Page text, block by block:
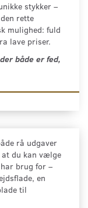
stykker –
rette
mulighed: fuld
lave priser.
både er fed,
rå udgaver
at du kan vælge
brug for –
en
til